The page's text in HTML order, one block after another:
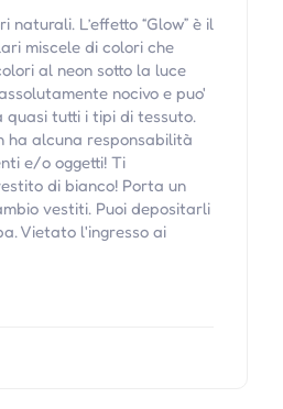
naturali. L’effetto “Glow” è il
miscele di colori che
al neon sotto la luce
nocivo e puo'
quasi tutti i tipi di tessuto.
ha alcuna responsabilità
e/o oggetti! Ti
di bianco! Porta un
vestiti. Puoi depositarli
Vietato l'ingresso ai